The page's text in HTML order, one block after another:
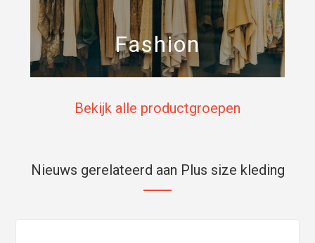
Fashion
Bekijk alle productgroepen
Nieuws gerelateerd aan Plus size kleding